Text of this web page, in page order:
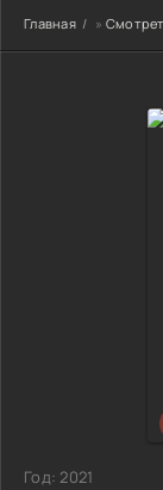
Главная »
Год:2021